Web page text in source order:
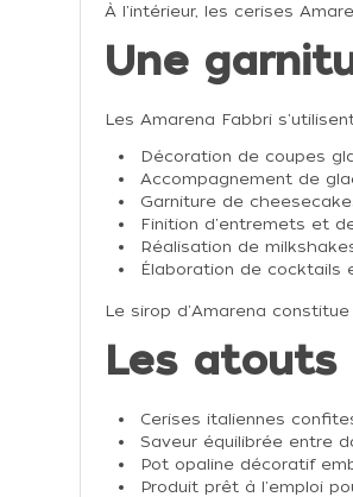
À l'intérieur, les cerises
Une
Les Amarena Fabbri
Décoration de coupes
Accompagnement de
Garniture de
Finition d'entremets et
Réalisation de
Élaboration de cocktails
Le sirop d'Amarena
Les atouts
Cerises italiennes
Saveur équilibrée entre
Pot opaline décoratif
Produit prêt à l'emploi